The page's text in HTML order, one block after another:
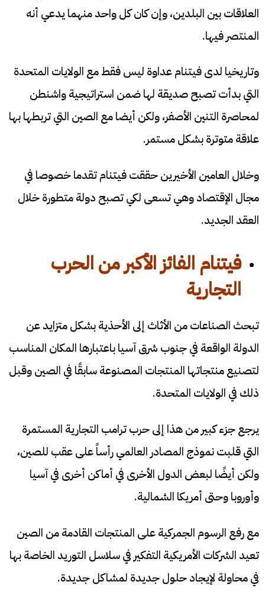
العلاقات بين البلدين، وإن كان كل واحد منهما يدعي أنه
المنتصر فيها.
وتاريخيا لدى فيتنام عداوة ليس فقط مع الولايات المتحدة
التي بدأت تصبح صديقة لها ضمن استراتيجية واشنطن
لمحاصرة التنين الأصفر، ولكن أيضا مع الصين التي تربطها بها
علاقة متوترة بشكل مستمر.
وخلال العامين الأخيرين حققت فيتنام تقدما خصوصا في
مجال الإقتصاد وهي تسعى لكي تصبح دولة متطورة خلال
العقد الجديد.
فيتنام الفائز الأكبر من الحرب
التجارية
تبحث الصناعات من الأثاث إلى الأحذية بشكل متزايد عن
الدولة الواقعة في جنوب شرق آسيا باعتبارها المكان المناسب
لتصنيع منتجاتها المنتجات المصنوعة سابقًا في الصين وقبل
ذلك في الولايات المتحدة.
يرجع جزء كبير من هذا إلى حرب ترامب التجارية المستمرة
التي قلبت نموذج المصادر العالمي رأساً على عقب للصين،
ولكن أيضًا لبعض الدول الأخرى في أماكن أخرى في آسيا
وأوروبا وحتى أمريكا الشمالية.
مع رفع الرسوم الجمركية على المنتجات القادمة من الصين
تعيد الشركات الأمريكية التفكير في سلاسل التوريد الخاصة بها
في محاولة لإيجاد حلول جديدة لمشاكل جديدة.